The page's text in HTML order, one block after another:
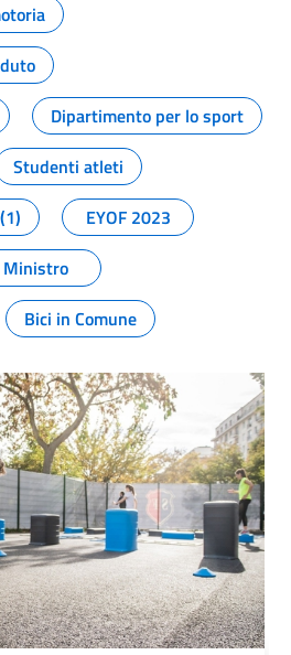
Dipartimento per lo sport
Studenti atleti
EYOF 2023
Ministro
Bici in Comune